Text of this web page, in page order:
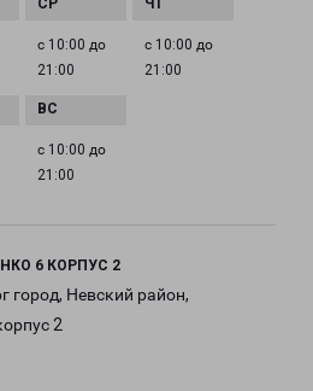
с 10:00 до
21:00
с 10:00 до
21:00
с 10:00 до
21:00
6 КОРПУС 2
город, Невский район,
2